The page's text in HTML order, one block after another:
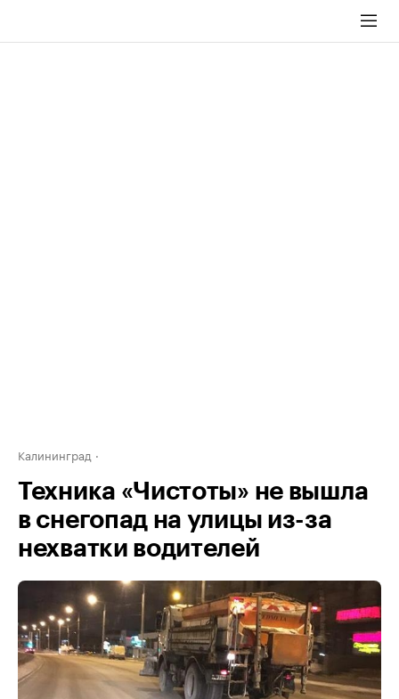
Калининград
Техника «Чистоты» не вышла
в снегопад на улицы из-за
нехватки водителей